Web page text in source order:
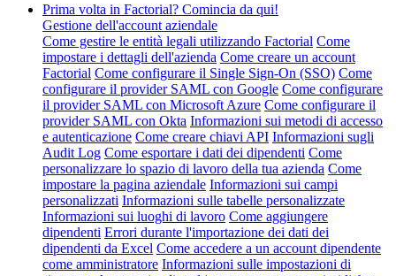
Prima volta in Factorial? Comincia da qui!
Gestione dell'account aziendale
Come gestire le entità legali utilizzando Factorial Come
impostare i dettagli dell'azienda Come creare un account
Factorial Come configurare il Single Sign-On (SSO) Come
configurare il provider SAML con Google Come configurare
il provider SAML con Microsoft Azure Come configurare il
provider SAML con Okta Informazioni sui metodi di accesso
e autenticazione Come creare chiavi API Informazioni sugli
Audit Log Come esportare i dati dei dipendenti Come
personalizzare lo spazio di lavoro della tua azienda Come
impostare la pagina aziendale Informazioni sui campi
personalizzati Informazioni sulle tabelle personalizzate
Informazioni sui luoghi di lavoro Come aggiungere
dipendenti Errori durante l'importazione dei dati dei
dipendenti da Excel Come accedere a un account dipendente
come amministratore Informazioni sulle impostazioni di